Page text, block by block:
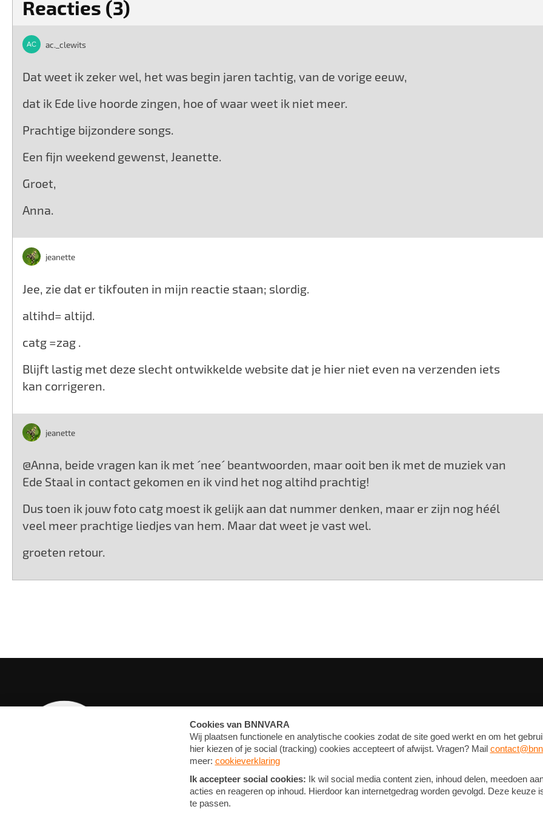
Reacties (3)
ac._clewits
Dat weet ik zeker wel, het was begin jaren tachtig, van de vorige eeuw,
dat ik Ede live hoorde zingen, hoe of waar weet ik niet meer.
Prachtige bijzondere songs.
Een fijn weekend gewenst, Jeanette.
Groet,
Anna.
jeanette
Jee, zie dat er tikfouten in mijn reactie staan; slordig.
altihd= altijd.
catg =zag .
Blijft lastig met deze slecht ontwikkelde website dat je hier niet even na verzenden iets
kan corrigeren.
jeanette
@Anna, beide vragen kan ik met ´nee´ beantwoorden, maar ooit ben ik met de muziek van
Ede Staal in contact gekomen en ik vind het nog altihd prachtig!
Dus toen ik jouw foto catg moest ik gelijk aan dat nummer denken, maar er zijn nog héél
veel meer prachtige liedjes van hem. Maar dat weet je vast wel.
groeten retour.
OVERZICHT
CONTACT
PRIVACY EN COOKIE STATEMENT